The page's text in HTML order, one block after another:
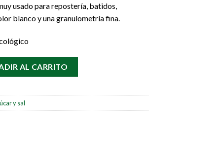
usado para repostería, batidos,
blanco y una granulometría fina.
AL CARRITO
y sal